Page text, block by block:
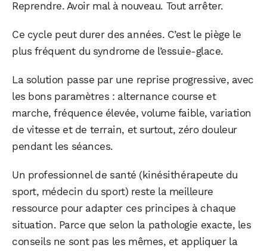
Reprendre. Avoir mal à nouveau. Tout arrêter.
Ce cycle peut durer des années. C’est le piège le
plus fréquent du syndrome de l’essuie-glace.
La solution passe par une reprise progressive, avec
les bons paramètres : alternance course et
marche, fréquence élevée, volume faible, variation
de vitesse et de terrain, et surtout, zéro douleur
pendant les séances.
Un professionnel de santé (kinésithérapeute du
sport, médecin du sport) reste la meilleure
ressource pour adapter ces principes à chaque
situation. Parce que selon la pathologie exacte, les
conseils ne sont pas les mêmes, et appliquer la